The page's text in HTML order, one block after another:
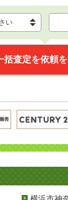
括査定を依頼を